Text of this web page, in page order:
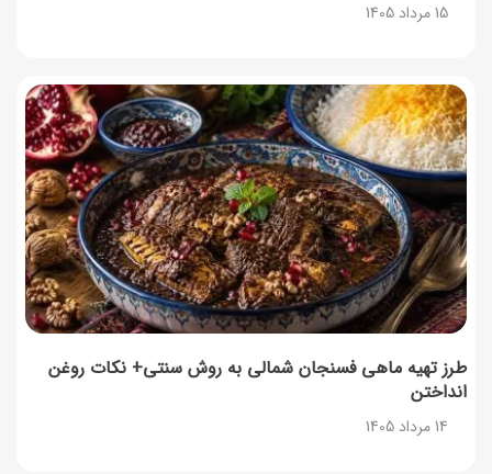
15 مرداد 1405
طرز تهیه ماهی فسنجان شمالی به روش سنتی+ نکات روغن
انداختن
14 مرداد 1405